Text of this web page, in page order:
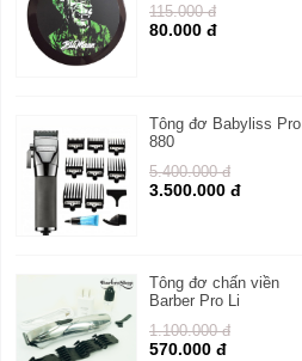
115.000 đ
80.000 đ
Tông đơ Babyliss Pro
880
5.400.000 đ
3.500.000 đ
Tông đơ chấn viền
Barber Pro Li
1.100.000 đ
570.000 đ